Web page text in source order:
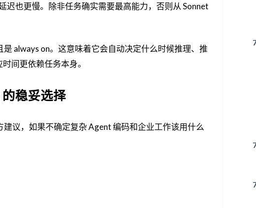
迟也更慢。除非任务确实需要最高能力，否则从 Sonnet
always on。这意味着它会自动决定什么时候推理、推
间更依赖任务本身。
稳妥选择
建议，如果不确定复杂 Agent 编码和企业工作该用什么